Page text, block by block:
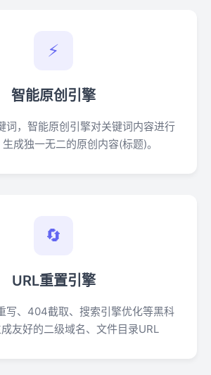
⚡
智能原创引擎
词，智能原创引擎对关键词内容进行
成独一无二的原创内容(标题)。
🔄
URL重置引擎
写、404截取、搜索引擎优化等黑科
友好的二级域名、文件目录URL